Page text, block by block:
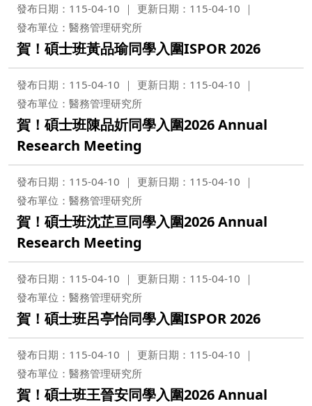
發布日期：115-04-10
更新日期：115-04-10
發布單位：醫務管理研究所
賀！碩士班黃品瑜同學入圍ISPOR 2026
發布日期：115-04-10
更新日期：115-04-10
發布單位：醫務管理研究所
賀！碩士班陳品妡同學入圍2026 Annual
Research Meeting
發布日期：115-04-10
更新日期：115-04-10
發布單位：醫務管理研究所
賀！碩士班沈芷亘同學入圍2026 Annual
Research Meeting
發布日期：115-04-10
更新日期：115-04-10
發布單位：醫務管理研究所
賀！碩士班呂亭怡同學入圍ISPOR 2026
發布日期：115-04-10
更新日期：115-04-10
發布單位：醫務管理研究所
賀！碩士班王晉安同學入圍2026 Annual